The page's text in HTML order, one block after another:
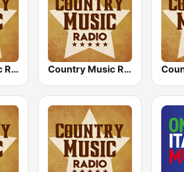
Country Music Radio - Today's Country Country Music Radio - 70's Country